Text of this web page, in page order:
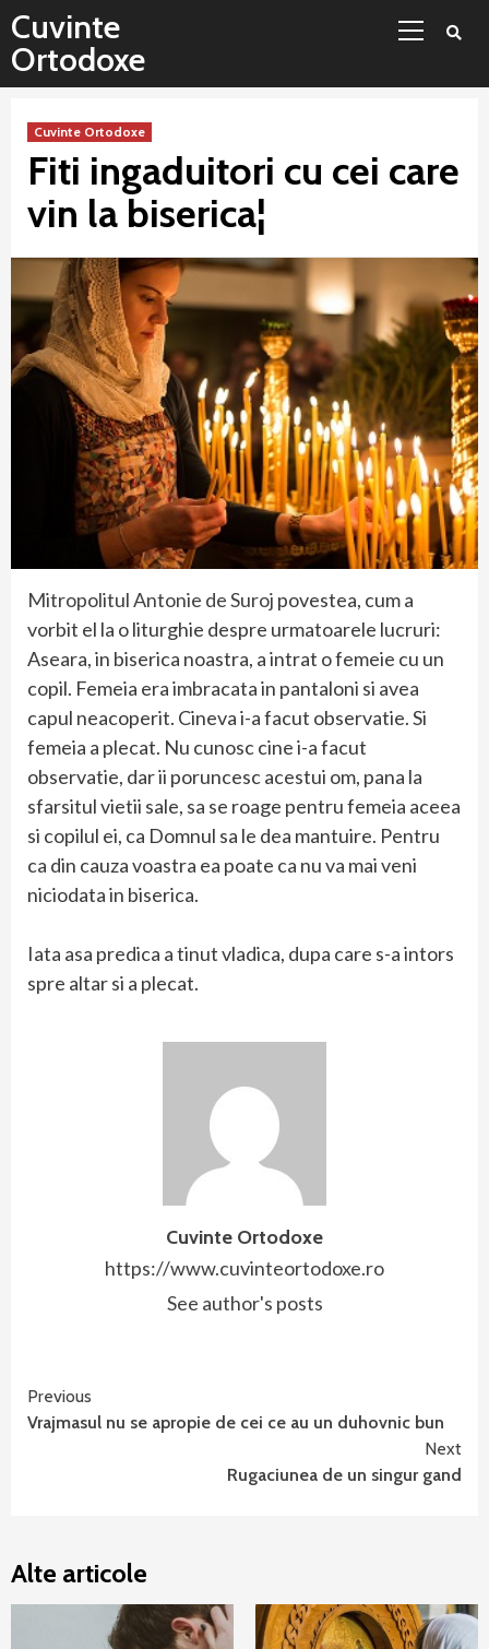
Sari
conținut
Cuvinte
Ortodoxe
Cuvinte Ortodoxe
Fiti ingaduitori cu cei care
vin la biserica¦
Mitropolitul Antonie de Suroj povestea, cum a
vorbit el la o liturghie despre urmatoarele lucruri:
Aseara, in biserica noastra, a intrat o femeie cu un
copil. Femeia era imbracata in pantaloni si avea
capul neacoperit. Cineva i-a facut observatie. Si
femeia a plecat. Nu cunosc cine i-a facut
observatie, dar ii poruncesc acestui om, pana la
sfarsitul vietii sale, sa se roage pentru femeia aceea
si copilul ei, ca Domnul sa le dea mantuire. Pentru
ca din cauza voastra ea poate ca nu va mai veni
niciodata in biserica.
Iata asa predica a tinut vladica, dupa care s-a intors
spre altar si a plecat.
Cuvinte Ortodoxe
https://www.cuvinteortodoxe.ro
See author's posts
Continue
Reading
Previous
Vrajmasul nu se apropie de cei ce au un duhovnic bun
Next
Rugaciunea de un singur gand
Alte articole